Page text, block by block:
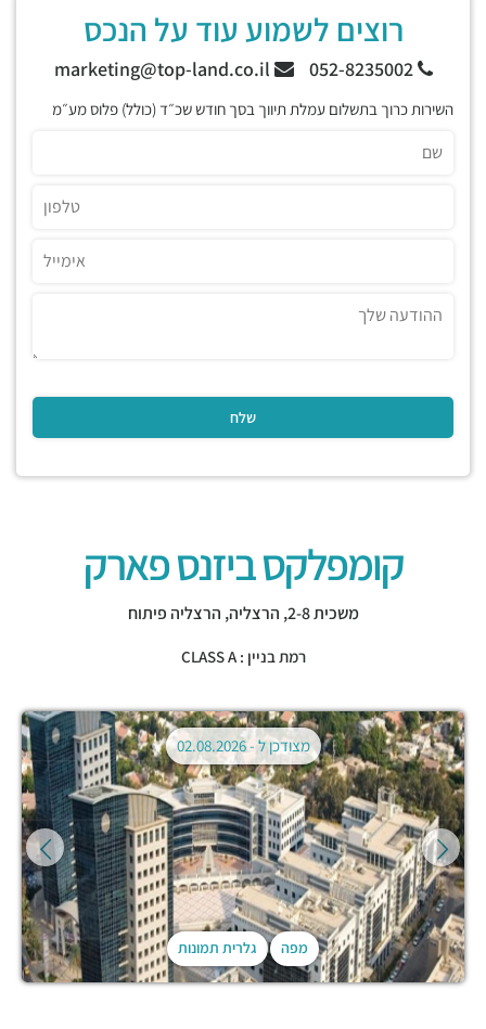
רוצים לשמוע עוד על הנכס
052-8235002
השירות כרוך בתשלום עמלת תיווך בסך חודש שכ״ד (כולל) פלוס מע״מ
קומפלקס ביזנס פארק
משכית 2-8, הרצליה, הרצליה פיתוח
רמת בניין : CLASS A
מפה גלרית תמונות
מצודכן ל -02.08.2026